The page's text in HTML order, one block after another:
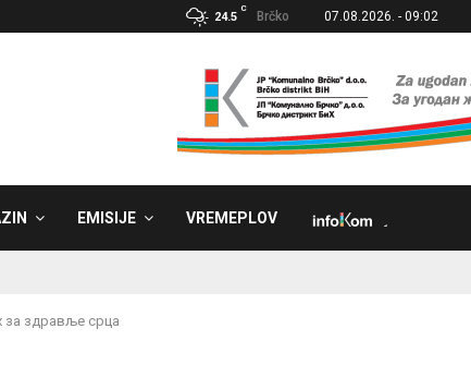
24.5
C
Brčko 07.08.2026. - 09:02
EMISIJE VREMEPLOV
за здравље срца